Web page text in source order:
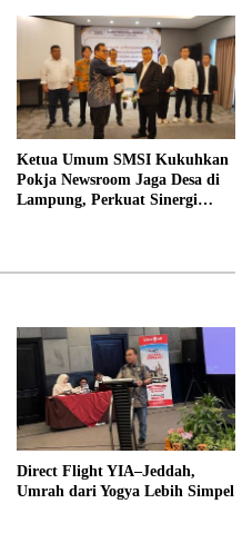
Ketua Umum SMSI Kukuhkan
Pokja Newsroom Jaga Desa di
Lampung, Perkuat Sinergi
Direct Flight YIA–Jeddah,
Umrah dari Yogya Lebih Simpel